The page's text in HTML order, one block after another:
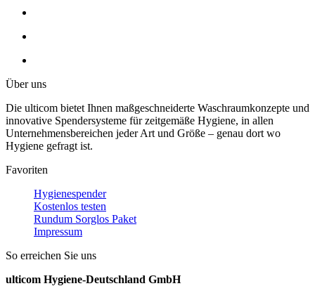
Über uns
Die ulticom bietet Ihnen maßgeschneiderte Waschraumkonzepte und
innovative Spendersysteme für zeitgemäße Hygiene, in allen
Unternehmensbereichen jeder Art und Größe – genau dort wo
Hygiene gefragt ist.
Favoriten
Hygienespender
Kostenlos testen
Rundum Sorglos Paket
Impressum
So erreichen Sie uns
ulticom Hygiene-Deutschland GmbH